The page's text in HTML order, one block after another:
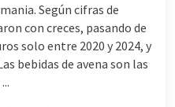
Según cifras de
con creces, pasando de
solo entre 2020 y 2024, y
bebidas de avena son las